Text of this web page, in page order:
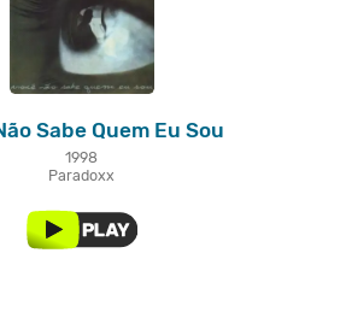
Sabe Quem Eu Sou
1998
Paradoxx